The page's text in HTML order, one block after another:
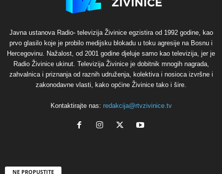
Javna ustanova Radio- televizija Živinice egzistira od 1992 godine, kao
prvo glasilo koje je probilo medijsku blokadu u toku agresije na Bosnu i
Hercegovinu. Nažalost, od 2001 godine djeluje samo kao televizija, jer je
Radio Živinice ukinut. Televizija Živinice je dobitnik mnogih nagrada,
zahvalnica i priznanja od raznih udruženja, kolektiva i nosioca izvršne i
zakonodavne vlasti, kako općine Živinice tako i šire.
Kontaktirajte nas: redakcija@rtvzivinice.tv
NE PROPUSTITE